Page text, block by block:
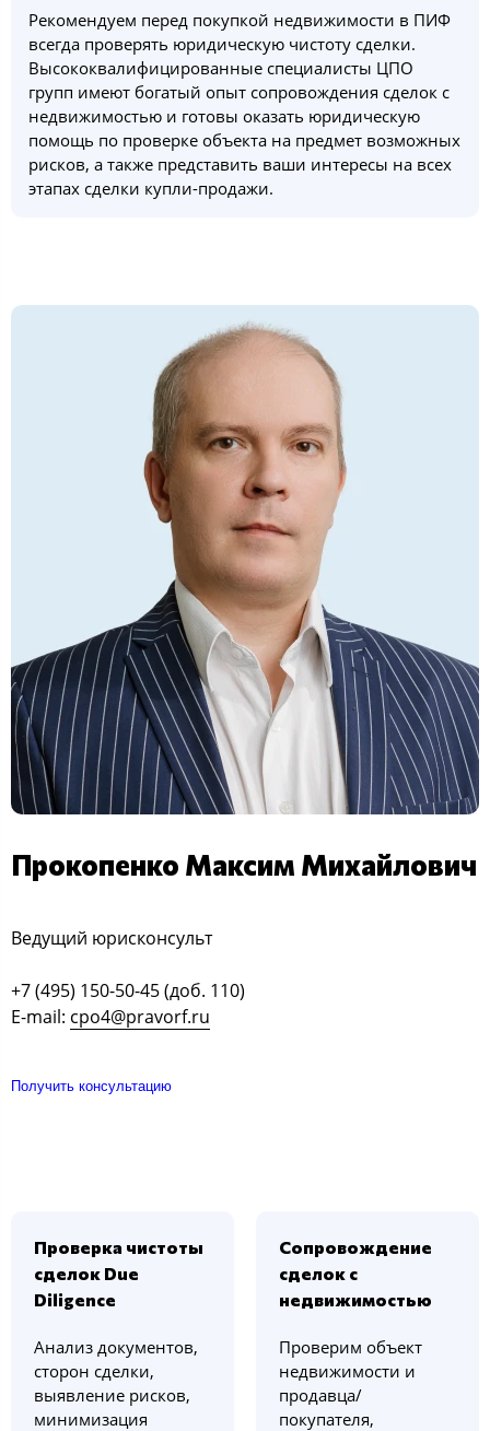
Рекомендуем перед покупкой недвижимости в ПИФ
всегда проверять юридическую чистоту сделки.
Высококвалифицированные специалисты ЦПО
групп имеют богатый опыт сопровождения сделок с
недвижимостью и готовы оказать юридическую
помощь по проверке объекта на предмет возможных
рисков, а также представить ваши интересы на всех
этапах сделки купли-продажи.
Прокопенко Максим Михайлович
Ведущий юрисконсульт
+7 (495) 150-50-45 (доб. 110)
E-mail: cpo4@pravorf.ru
Получить консультацию
Проверка чистоты
сделок Due
Diligence
Анализ документов,
сторон сделки,
выявление рисков,
минимизация
Сопровождение
сделок с
недвижимостью
Проверим объект
недвижимости и
продавца/
покупателя,